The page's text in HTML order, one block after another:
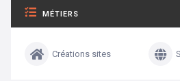
MÉTIERS
Créations sites